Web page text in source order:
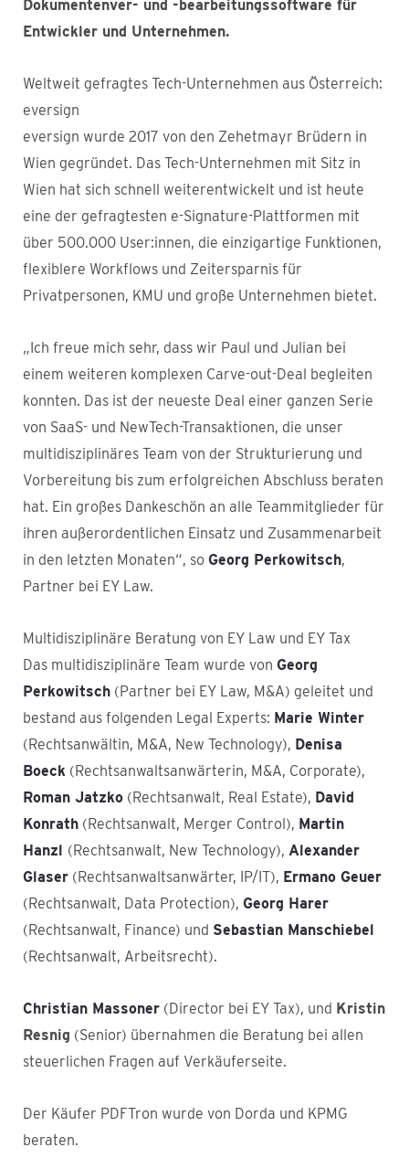
Dokumentenver- und -bearbeitungssoftware für
Entwickler und Unternehmen.
Weltweit gefragtes Tech-Unternehmen aus Österreich:
eversign
eversign wurde 2017 von den Zehetmayr Brüdern in
Wien gegründet. Das Tech-Unternehmen mit Sitz in
Wien hat sich schnell weiterentwickelt und ist heute
eine der gefragtesten e-Signature-Plattformen mit
über 500.000 User:innen, die einzigartige Funktionen,
flexiblere Workflows und Zeitersparnis für
Privatpersonen, KMU und große Unternehmen bietet.
„Ich freue mich sehr, dass wir Paul und Julian bei
einem weiteren komplexen Carve-out-Deal begleiten
konnten. Das ist der neueste Deal einer ganzen Serie
von SaaS- und NewTech-Transaktionen, die unser
multidisziplinäres Team von der Strukturierung und
Vorbereitung bis zum erfolgreichen Abschluss beraten
hat. Ein großes Dankeschön an alle Teammitglieder für
ihren außerordentlichen Einsatz und Zusammenarbeit
in den letzten Monaten“, so Georg Perkowitsch,
Partner bei EY Law.
Multidisziplinäre Beratung von EY Law und EY Tax
Das multidisziplinäre Team wurde von Georg
Perkowitsch (Partner bei EY Law, M&A) geleitet und
bestand aus folgenden Legal Experts: Marie Winter
(Rechtsanwältin, M&A, New Technology), Denisa
Boeck (Rechtsanwaltsanwärterin, M&A, Corporate),
Roman Jatzko (Rechtsanwalt, Real Estate), David
Konrath (Rechtsanwalt, Merger Control), Martin
Hanzl (Rechtsanwalt, New Technology), Alexander
Glaser (Rechtsanwaltsanwärter, IP/IT), Ermano Geuer
(Rechtsanwalt, Data Protection), Georg Harer
(Rechtsanwalt, Finance) und Sebastian Manschiebel
(Rechtsanwalt, Arbeitsrecht).
Christian Massoner (Director bei EY Tax), und Kristin
Resnig (Senior) übernahmen die Beratung bei allen
steuerlichen Fragen auf Verkäuferseite.
Der Käufer PDFTron wurde von Dorda und KPMG
beraten.